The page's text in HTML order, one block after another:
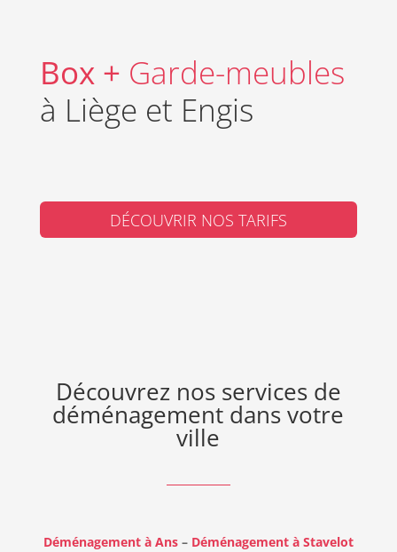
Box + Garde-meubles
à Liège et Engis
DÉCOUVRIR NOS TARIFS
Découvrez nos services de
déménagement dans votre
ville
Déménagement à Ans– Déménagement à Stavelot